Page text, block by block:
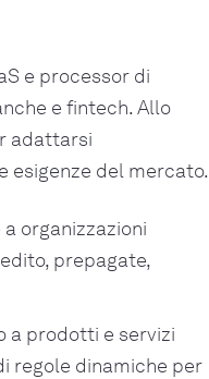
e processor di
e fintech. Allo
adattarsi
esigenze del mercato.
organizzazioni
prepagate,
a prodotti e servizi
regole dinamiche per